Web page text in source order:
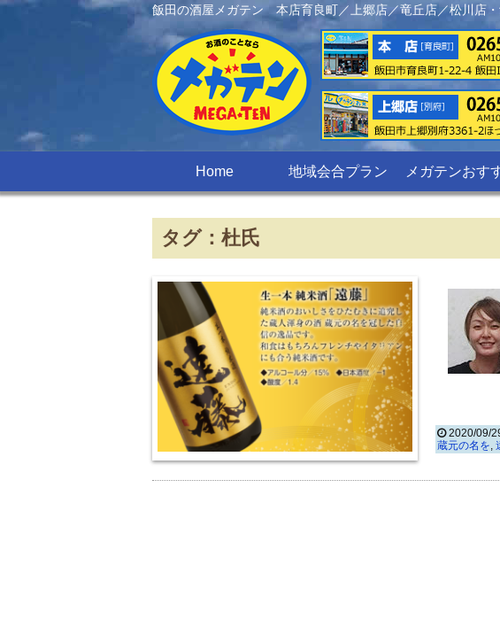
飯田の酒屋メガテン 本店育良町／上郷店／竜丘店／松川店
Home 地域会合プラン メガテンおす
タグ：杜氏
2020/09/
蔵元の名を,